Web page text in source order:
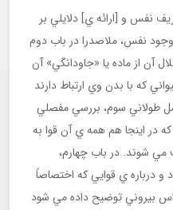
نفس و [ارائه ي] دلايلي بر
نفس، ملاصدرا در باب دوم
آن از ماده يا «جاودانگي» آن
كه با بدن وي ارتباط دارند
طولاني سوم، بررسي مفصلي
در اينجا هم همه ي آن قوا به
شوند. در باب چهارم،
درباره ي قوايي كه اختصاصاً
بيروني توضيح داده مي شود